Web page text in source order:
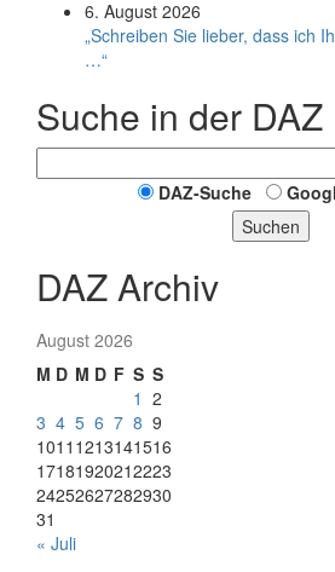
6. August 2026
„Schreiben Sie lieber, dass ich
…“
Suche in der DAZ
DAZ-Suche
Suchen
DAZ Archiv
August 2026
M D M D F S S
1 2
3 4 5 6 7 8 9
1011 1213141516
17181920212223
24252627282930
31
« Juli